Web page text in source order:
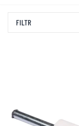
FILTR